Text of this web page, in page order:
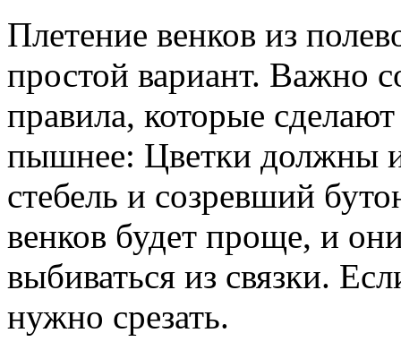
Плетение венков из
простой вариант. Важно
правила, которые
пышнее: Цветки должны
стебель и созревший
венков будет проще, и
выбиваться из связки.
нужно срезать.